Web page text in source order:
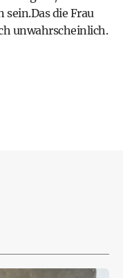
sein.Das die Frau
unwahrscheinlich.